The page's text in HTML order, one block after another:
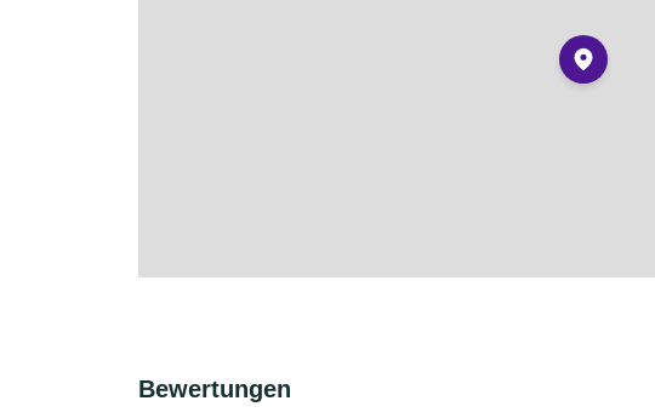
Bewertungen